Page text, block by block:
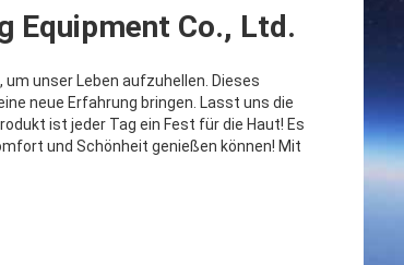
Equipment Co., Ltd.
um unser Leben aufzuhellen. Dieses
neue Erfahrung bringen. Lasst uns die
ist jeder Tag ein Fest für die Haut! Es
und Schönheit genießen können! Mit